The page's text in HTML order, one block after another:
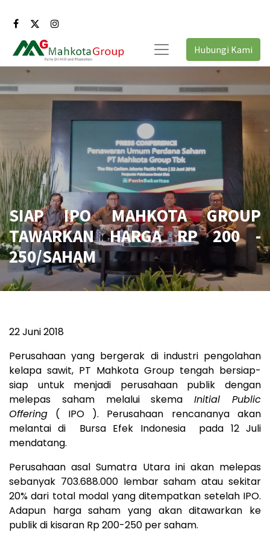
Hubungi Kami
SIAP IPO MAHKOTA GROUP
TAWARKAN HARGA RP 200 -
250/SAHAM
22 Juni 2018
Perusahaan yang bergerak di industri pengolahan
kelapa sawit, PT Mahkota Group tengah bersiap-
siap untuk menjadi perusahaan publik dengan
melepas saham melalui skemaInitial Public
Offering ( IPO
). Perusahaan rencananya akan
melantai di
Bursa Efek Indonesia
pada 12 Juli
mendatang.
Perusahaan asal Sumatra Utara ini akan melepas
sebanyak 703.688.000 lembar saham atau sekitar
20% dari total modal yang ditempatkan setelah IPO.
Adapun harga saham yang akan ditawarkan ke
publik di kisaran Rp 200-250 per saham.